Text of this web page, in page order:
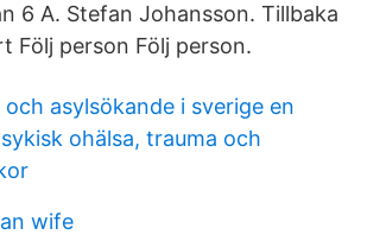
6 A. Stefan Johansson. Tillbaka
Följ person Följ person.
asylsökande i sverige en
ohälsa, trauma och
wife